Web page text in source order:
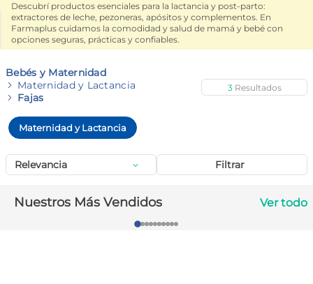
Descubrí productos esenciales para la lactancia y post-parto:
extractores de leche, pezoneras, apósitos y complementos. En
Farmaplus cuidamos la comodidad y salud de mamá y bebé con
opciones seguras, prácticas y confiables.
Bebés y Maternidad
Maternidad y Lactancia
Fajas
3
Maternidad y Lactancia
Filtrar
Relevancia
Nuestros Más Vendidos Ver todo
3.
creatina
4.
loreal
6.
proteina
.
vitamina c
9.
contorno ojos